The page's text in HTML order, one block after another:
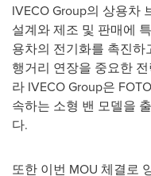
IVECO Group의 상용차
설계와 제조 및 판매에
용차의 전기화를 촉진하
행거리 연장을 중요한
라 IVECO Group은
속하는 소형 밴 모델을
다.
또한 이번 MOU 체결로